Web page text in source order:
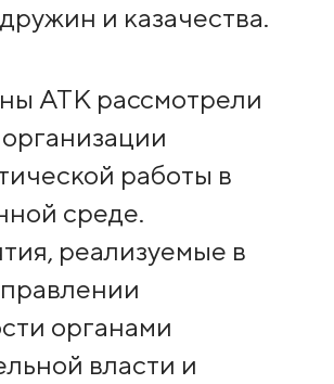
и казачества.
АТК рассмотрели
работы в
среде.
реализуемые в
органами
власти и